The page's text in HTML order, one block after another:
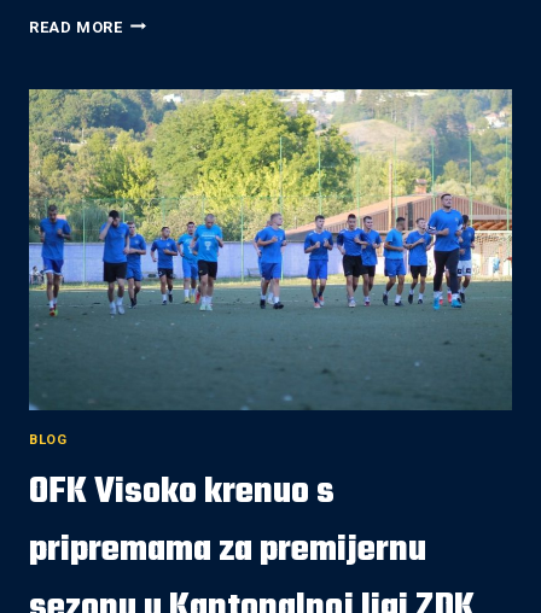
READ MOREGRADSKI
JE
NOVI
DOM
OFK
VISOKO
ZA
SEZONU
2025/2026!
BLOG
OFK Visoko krenuo s
pripremama za premijernu